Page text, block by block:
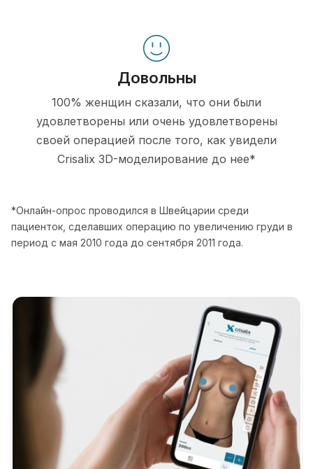
Довольны
100% женщин сказали, что они были
удовлетворены или очень удовлетворены
своей операцией после того, как увидели
Crisalix 3D-моделирование до нее*
*Онлайн-опрос проводился в Швейцарии среди
пациенток, сделавших операцию по увеличению груди в
период с мая 2010 года до сентября 2011 года.